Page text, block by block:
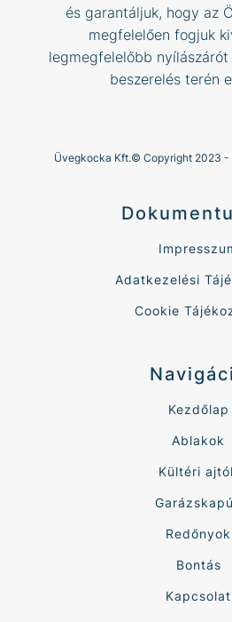
és garantáljuk, hogy az
megfelelően fogjuk
legmegfelelőbb nyílászárót
beszerelés terén
Üvegkocka Kft.© Copyright 2023 -
Adatkezelési
Cookie
Kezdőlap
Ablakok
Kültéri
Redőnyok
Bontás
Kapcsolat